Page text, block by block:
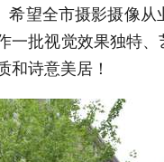
希望全市摄影摄像
一批视觉效果独特
和诗意美居！